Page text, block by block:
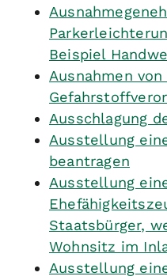
Beispiel
Ausnahmen
Ausschlagung
Ausstellung
beantragen
Ausstellung
Staatsbürger,
Wohnsitz im
Ausstellung